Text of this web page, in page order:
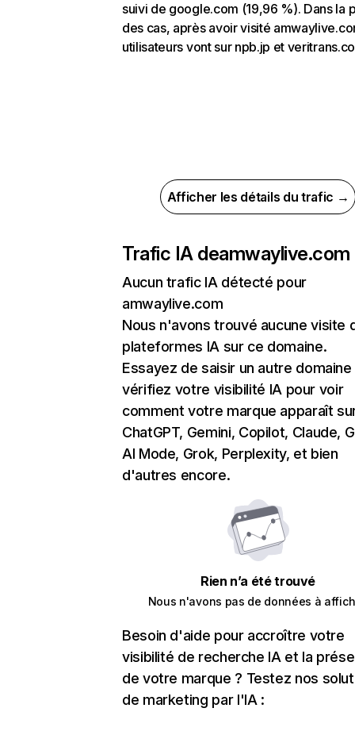
suivi de google.com (19,96 %). Dans la
des cas, après avoir visité
utilisateurs vont sur npb.jp et
Afficher les détails du trafic →
Trafic IA deamwaylive.com
Aucun trafic IA détecté pour
amwaylive.com
Nous n'avons trouvé aucune visite
plateformes IA sur ce domaine.
Essayez de saisir un autre domaine
vérifiez votre visibilité IA pour voir
comment votre marque apparaît
ChatGPT, Gemini, Copilot, Claude,
AI Mode, Grok, Perplexity, et bien
d'autres encore.
Rien n’a été trouvé
Nous n'avons pas de données à
Besoin d'aide pour accroître votre
visibilité de recherche IA et la
de votre marque ? Testez nos
de marketing par l'IA :